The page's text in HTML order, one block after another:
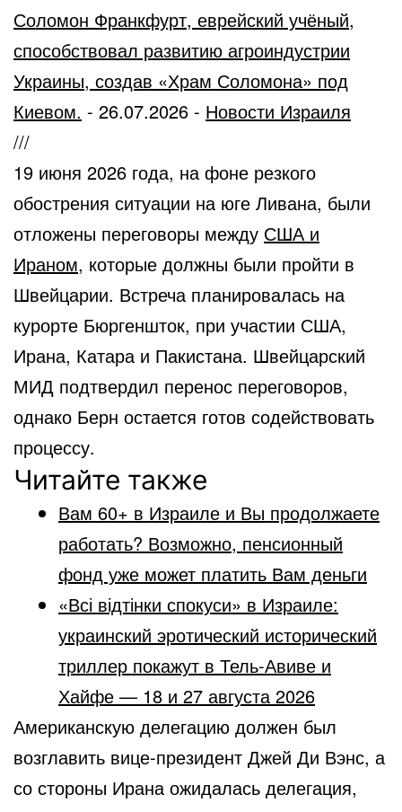
Соломон Франкфурт, еврейский учёный,
способствовал развитию агроиндустрии
Украины, создав «Храм Соломона» под
Киевом. - 26.07.2026 - Новости Израиля
///
19 июня 2026 года, на фоне резкого
обострения ситуации на юге Ливана, были
отложены переговоры между США и
Ираном, которые должны были пройти в
Швейцарии. Встреча планировалась на
курорте Бюргеншток, при участии США,
Ирана, Катара и Пакистана. Швейцарский
МИД подтвердил перенос переговоров,
однако Берн остается готов содействовать
процессу.
Читайте также
Вам 60+ в Израиле и Вы продолжаете
работать? Возможно, пенсионный
фонд уже может платить Вам деньги
«Всі відтінки спокуси» в Израиле:
украинский эротический исторический
триллер покажут в Тель-Авиве и
Хайфе — 18 и 27 августа 2026
Американскую делегацию должен был
возглавить вице-президент Джей Ди Вэнс, а
со стороны Ирана ожидалась делегация,